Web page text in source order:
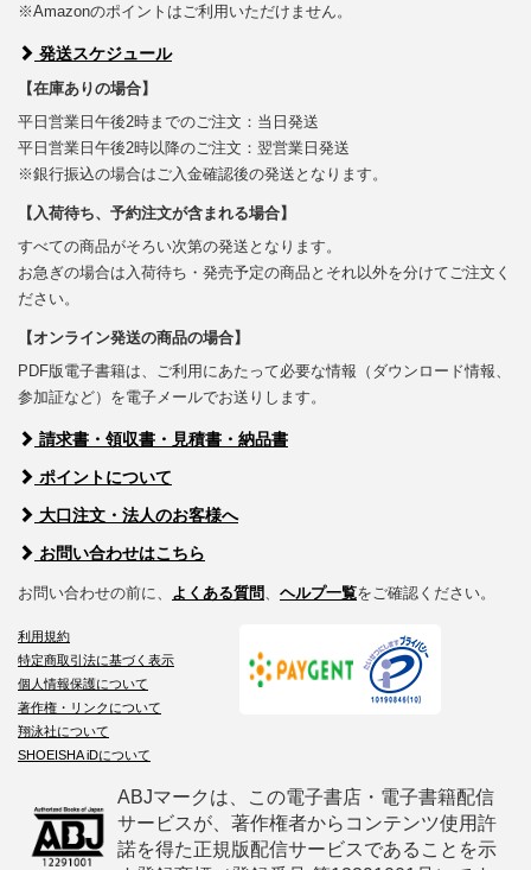
※Amazonのポイントはご利用いただけません。
発送スケジュール
【在庫ありの場合】
平日営業日午後2時までのご注文：当日発送
平日営業日午後2時以降のご注文：翌営業日発送
※銀行振込の場合はご入金確認後の発送となります。
【入荷待ち、予約注文が含まれる場合】
すべての商品がそろい次第の発送となります。
お急ぎの場合は入荷待ち・発売予定の商品とそれ以外を分けてご注文く
ださい。
【オンライン発送の商品の場合】
PDF版電子書籍は、ご利用にあたって必要な情報（ダウンロード情報、
参加証など）を電子メールでお送りします。
請求書・領収書・見積書・納品書
ポイントについて
大口注文・法人のお客様へ
お問い合わせはこちら
お問い合わせの前に、 よくある質問 ヘルプ一覧をご確認ください。
利用規約
特定商取引法に基づく表示
個人情報保護について
著作権・リンクについて
翔泳社について
SHOEISHA iDについて
ABJマークは、この電子書店・電子書籍配信
サービスが、著作権者からコンテンツ使用許
諾を得た正規版配信サービスであることを示